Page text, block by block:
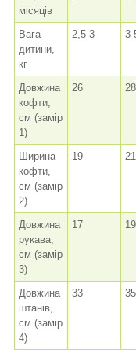
місяців
Вага
дитини,
кг
2,5-3 3-
Довжина
кофти,
см (замір
1)
26 28
Ширина
кофти,
см (замір
2)
19 21
Довжина
рукава,
см (замір
3)
17 19
Довжина
штанів,
см (замір
4)
33 35